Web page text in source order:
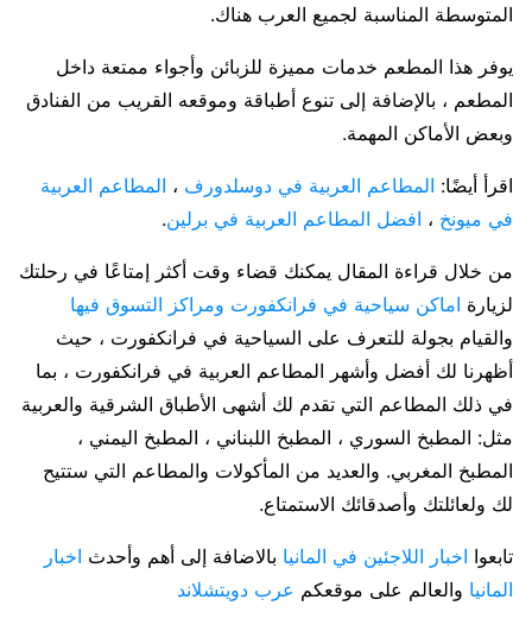
المتوسطة المناسبة لجميع العرب هناك.
يوفر هذا المطعم خدمات مميزة للزبائن وأجواء ممتعة داخل
المطعم ، بالإضافة إلى تنوع أطباقة وموقعه القريب من الفنادق
وبعض الأماكن المهمة.
اقرأ أيضًا: المطاعم العربية في دوسلدورف ، المطاعم العربية
في ميونخ ، افضل المطاعم العربية في برلين.
من خلال قراءة المقال يمكنك قضاء وقت أكثر إمتاعًا في رحلتك
لزيارة اماكن سياحية في فرانكفورت ومراكز التسوق فيها
والقيام بجولة للتعرف على السياحية في فرانكفورت ، حيث
أظهرنا لك أفضل وأشهر المطاعم العربية في فرانكفورت ، بما
في ذلك المطاعم التي تقدم لك أشهى الأطباق الشرقية والعربية
مثل: المطبخ السوري ، المطبخ اللبناني ، المطبخ اليمني ،
المطبخ المغربي. والعديد من المأكولات والمطاعم التي ستتيح
لك ولعائلتك وأصدقائك الاستمتاع.
تابعوا اخبار اللاجئين في المانيا بالاضافة إلى أهم وأحدث اخبار
المانيا والعالم على موقعكم عرب دويتشلاند